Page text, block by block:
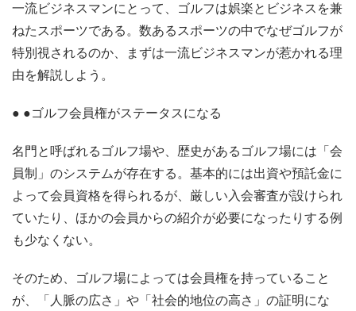
一流ビジネスマンにとって、ゴルフは娯楽とビジネスを兼
ねたスポーツである。数あるスポーツの中でなぜゴルフが
特別視されるのか、まずは一流ビジネスマンが惹かれる理
由を解説しよう。
● ●ゴルフ会員権がステータスになる
名門と呼ばれるゴルフ場や、歴史があるゴルフ場には「会
員制」のシステムが存在する。基本的には出資や預託金に
よって会員資格を得られるが、厳しい入会審査が設けられ
ていたり、ほかの会員からの紹介が必要になったりする例
も少なくない。
そのため、ゴルフ場によっては会員権を持っていること
が、「人脈の広さ」や「社会的地位の高さ」の証明にな